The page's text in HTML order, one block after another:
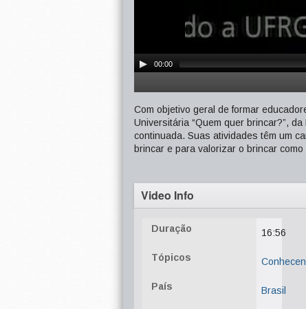
00:00
Com objetivo geral de formar
Universitária “Quem quer brincar?”,
continuada. Suas atividades têm um
brincar e para valorizar o brincar
Video Info
Duração 16:56
Tópicos
País Brasil